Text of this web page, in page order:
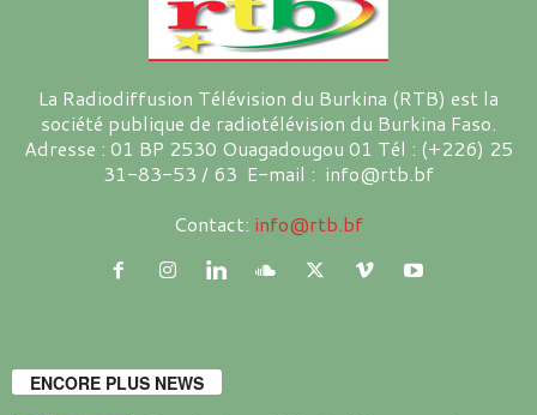
La Radiodiffusion Télévision du Burkina (RTB) est la
société publique de radiotélévision du Burkina Faso.
Adresse : 01 BP 2530 Ouagadougou 01 Tél : (+226) 25
31-83-53 / 63 E-mail : info@rtb.bf
Contact: info@rtb.bf
ENCORE PLUS NEWS